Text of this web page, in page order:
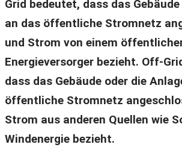
Grid bedeutet, dass das
an das öffentliche Stromnetz
und Strom von einem
Energieversorger bezieht. Off-
dass das Gebäude oder die
öffentliche Stromnetz
Strom aus anderen Quellen wie
Windenergie bezieht.